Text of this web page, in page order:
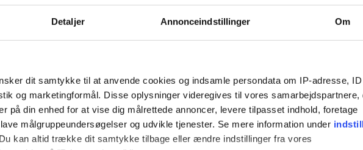
Detaljer Annonceindstillinger Om
dit samtykke til at anvende cookies og indsamle persondata om IP-adresse,
og marketingformål. Disse oplysninger videregives til vores samarbejdspartnere,
på din enhed for at vise dig målrettede annoncer, levere tilpasset indhold, foretage
målgruppeundersøgelser og udvikle tjenester. Se mere information under
kan altid trække dit samtykke tilbage eller ændre indstillinger fra vores
und ist wie folgt eingerichtet:
mit zwei Schlafplätzen sowie in
ist: einer mit Essbereich und der
für einen Erwachsenen oder zwei
Sie den herrlichen Blick auf die
2
16:00 Check-out (spätestens): 10:00